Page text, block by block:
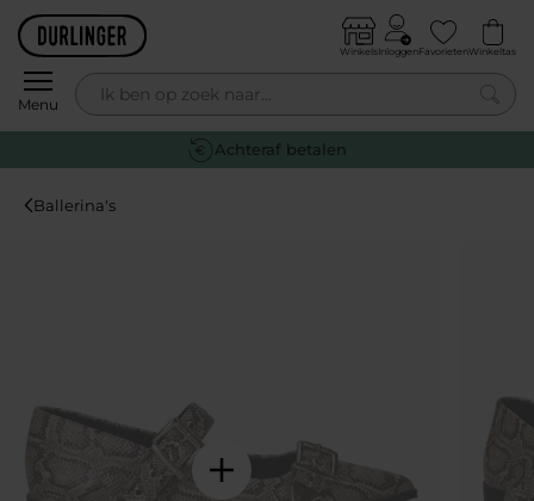
Skip to content
Menu
WinkelsInloggenFavorietenWinkeltas
0
Gratis retourneren
Ballerina's